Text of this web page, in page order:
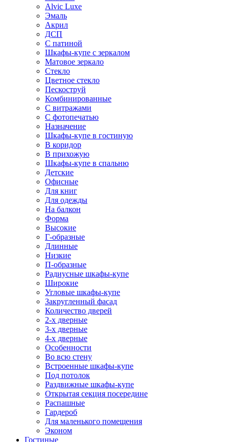
Alvic Luxe
Эмаль
Акрил
ДСП
С патиной
Шкафы-купе с зеркалом
Матовое зеркало
Стекло
Цветное стекло
Пескоструй
Комбинированные
С витражами
С фотопечатью
Назначение
Шкафы-купе в гостиную
В коридор
В прихожую
Шкафы-купе в спальню
Детские
Офисные
Для книг
Для одежды
На балкон
Форма
Высокие
Г-образные
Длинные
Низкие
П-образные
Радиусные шкафы-купе
Широкие
Угловые шкафы-купе
Закругленный фасад
Количество дверей
2-х дверные
3-х дверные
4-х дверные
Особенности
Во всю стену
Встроенные шкафы-купе
Под потолок
Раздвижные шкафы-купе
Открытая секция посередине
Распашные
Гардероб
Для маленького помещения
Эконом
Гостиные